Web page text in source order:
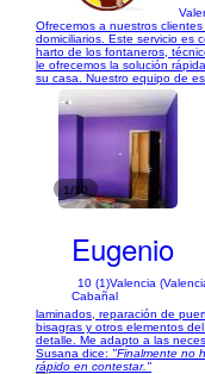
Ofrecemos a nuestros
domiciliarios. Este servicio es
harto de los fontaneros,
le ofrecemos la solución
su casa. Nuestro equipo de
1/10
Eugenio
10 (1)Valencia
Cabañal
laminados, reparación de
bisagras y otros elementos
detalle. Me adapto a las
Susana dice: "Finalmente no
rápido en contestar."